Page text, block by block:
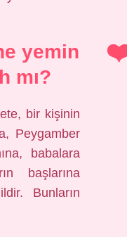
yemin
mı?
bir kişinin
Peygamber
babalara
başlarına
Bunların